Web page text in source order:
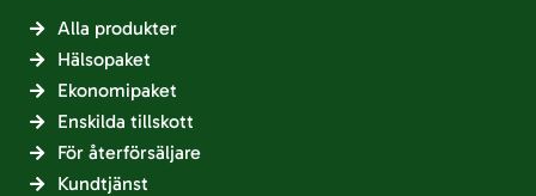
Alla produkter
Hälsopaket
Ekonomipaket
Enskilda tillskott
För återförsäljare
Kundtjänst